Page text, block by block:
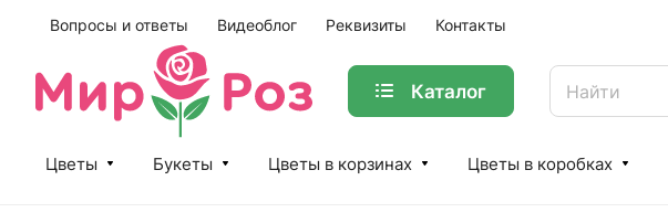
Вопросы и ответы Видеоблог Реквизиты Контакты
Каталог
Цветы Букеты Цветы в корзинах Цветы в коробках